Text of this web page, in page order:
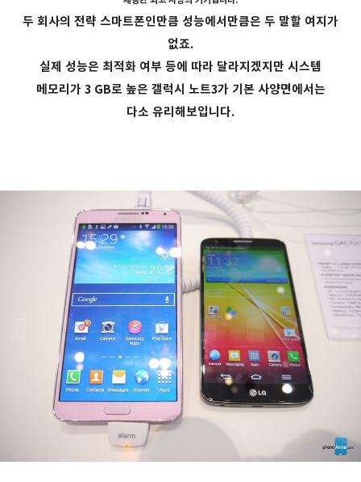
두 회사의 전략 스마트폰인만큼 성능에서만큼은 두 말할 여지가
없죠.
실제 성능은 최적화 여부 등에 따라 달라지겠지만 시스템
메모리가 3 GB로 높은 갤럭시 노트3가 기본 사양면에서는
다소 유리해보입니다.